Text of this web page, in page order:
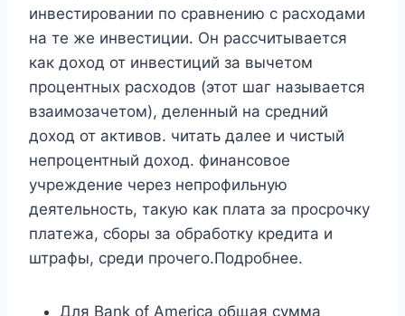
инвестировании по сравнению с расходами
на те же инвестиции. Он рассчитывается
как доход от инвестиций за вычетом
процентных расходов (этот шаг называется
взаимозачетом), деленный на средний
доход от активов. читать далее и чистый
непроцентный доход. финансовое
учреждение через непрофильную
деятельность, такую ​​как плата за просрочку
платежа, сборы за обработку кредита и
штрафы, среди прочего.Подробнее.
Для Bank of America общая сумма